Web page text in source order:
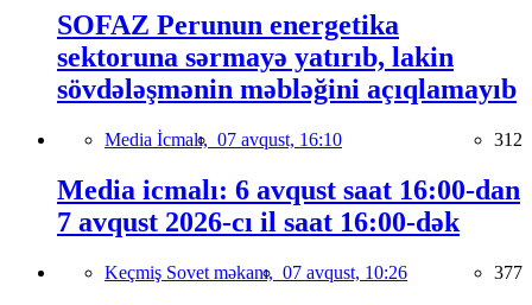
SOFAZ Perunun energetika
sektoruna sərmayə yatırıb, lakin
sövdələşmənin məbləğini açıqlamayıb
Media İcmalı, 07 avqust, 16:10 312
Media icmalı: 6 avqust saat 16:00-dan
7 avqust 2026-cı il saat 16:00-dək
Keçmiş Sovet məkanı, 07 avqust, 10:26 377